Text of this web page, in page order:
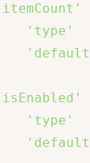
'type'
'type'